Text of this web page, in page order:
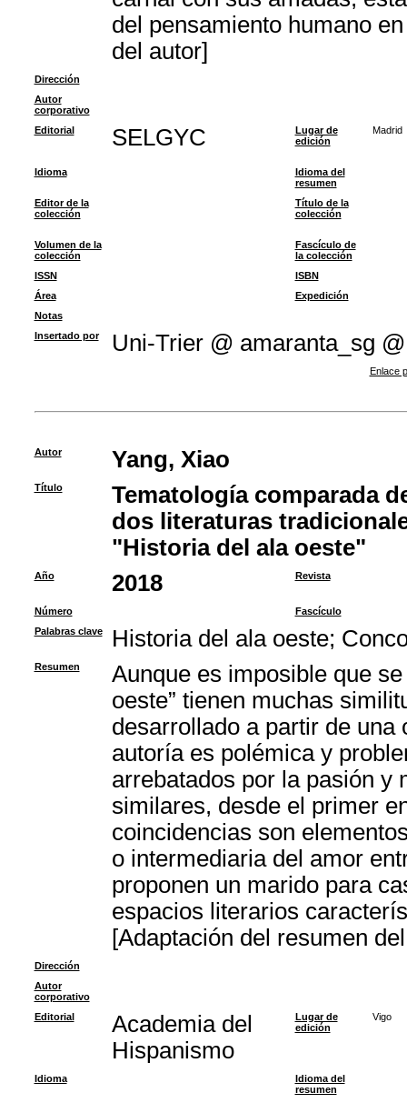
del pensamiento humano
del autor]
Dirección
Autor
corporativo
Editorial
SELGYC
Lugar de
edición
Madrid
Idioma
Idioma del
resumen
Editor de la
colección
Título de la
colección
Volumen de la
colección
Fascículo de
la colección
ISSN
ISBN
Área
Expedición
Notas
Insertado por
Uni-Trier @ amaranta_sg @
Enlace
Autor Yang, Xiao
Título
Tematología comparada
dos literaturas
"Historia del ala oeste"
Año 2018 Revista
Número
Fascículo
Palabras clave
Historia del ala oeste;
Resumen
Aunque es imposible que
oeste” tienen muchas
desarrollado a partir de una
autoría es polémica y
arrebatados por la pasión y
similares, desde el primer
coincidencias son
o intermediaria del amor
proponen un marido para
espacios literarios
[Adaptación del resumen
Dirección
Autor
corporativo
Editorial
Academia del
Hispanismo
Lugar de
edición
Vigo
Idioma
Idioma del
resumen